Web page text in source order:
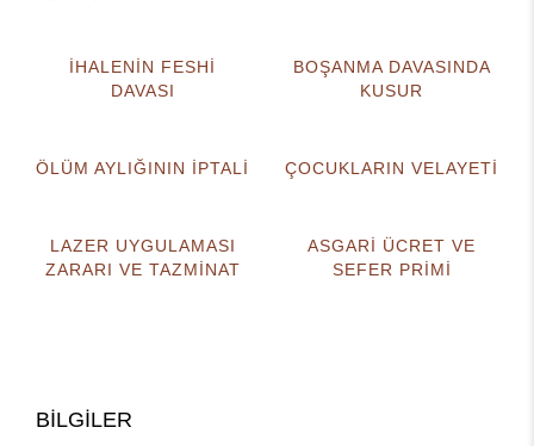
İHALENİN FESHİ
DAVASI
BOŞANMA DAVASINDA
KUSUR
ÖLÜM AYLIĞININ İPTALİ ÇOCUKLARIN VELAYETİ
LAZER UYGULAMASI
ZARARI VE TAZMİNAT
ASGARİ ÜCRET VE
SEFER PRİMİ
BİLGİLER